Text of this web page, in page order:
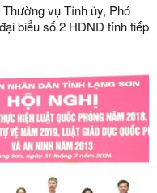
vụ Tỉnh ủy, Phó
biểu số 2 HĐND tỉnh tiếp